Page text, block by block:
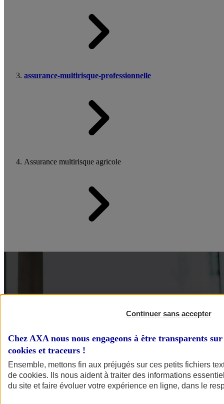
assurance-multirisque-professionnelle
Assurance multirisque agricole
Continuer sans accepter
Chez AXA nous nous engageons à être transparents
cookies et traceurs !
Ensemble, mettons fin aux préjugés sur ces petits fichiers
de cookies. Ils nous aident à traiter des informations
du site et faire évoluer votre expérience en ligne, dans le